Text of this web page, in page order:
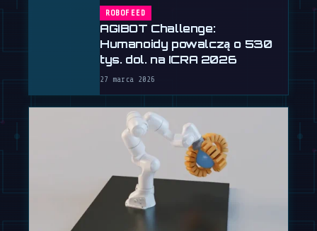
ROBOFEED
AGIBOT Challenge:
Humanoidy powalczą o 530
tys. dol. na ICRA 2026
27 marca 2026